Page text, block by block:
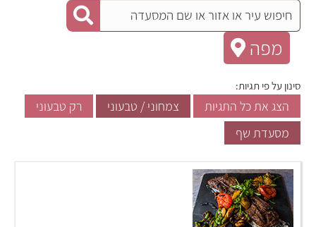
מפה
סינון על פי תגיות:
הצג את כל התגיות צמחוני / טבעוני
רק טבעוני
מסעדת שף